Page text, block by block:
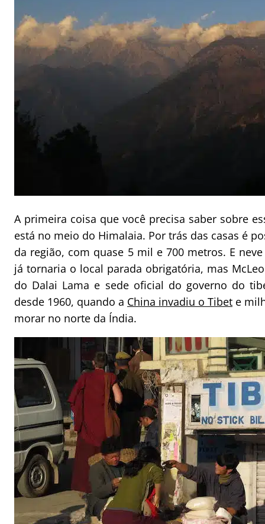
A primeira coisa que você precisa saber sobre
está no meio do Himalaia. Por trás das casas é
da região, com quase 5 mil e 700 metros. E
já tornaria o local parada obrigatória, mas
do Dalai Lama e sede oficial do governo do
desde 1960, quando a China invadiu o Tibet e
morar no norte da Índia.